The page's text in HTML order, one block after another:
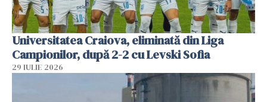
Universitatea Craiova, eliminată din Liga
Campionilor, după 2-2 cu Levski Sofia
29 IULIE 2026